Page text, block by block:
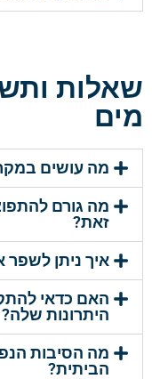
שאלות
מים
מה עושים
מה גורם
זאת?
איך ניתן
האם כדאי
היתרונות שלה?
מה הסיבות
הביתית?